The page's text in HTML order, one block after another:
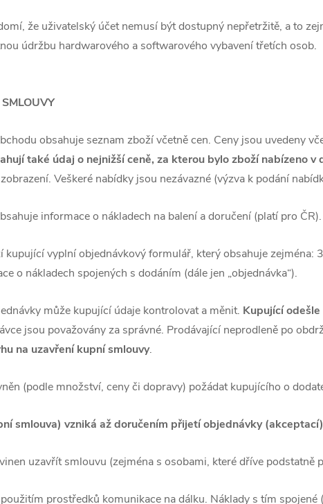
že uživatelský účet nemusí být dostupný nepřetržitě, a to
údržbu hardwarového a softwarového vybavení třetích osob.
obsahuje seznam zboží včetně cen. Ceny jsou uvedeny
také údaj o nejnižší ceně, za kterou bylo zboží nabízeno
Veškeré nabídky jsou nezávazné (výzva k podání
informace o nákladech na balení a doručení (platí pro ČR).
kupující vyplní objednávkový formulář, který obsahuje
o nákladech spojených s dodáním (dále jen „objednávka“).
může kupující údaje kontrolovat a měnit. Kupující
jsou považovány za správné. Prodávající neprodleně po
na uzavření kupní smlouvy.
(podle množství, ceny či dopravy) požádat kupujícího o
smlouva) vzniká až doručením přijetí objednávky (akceptací)
uzavřít smlouvu (zejména s osobami, které dříve podstatně
prostředků komunikace na dálku. Náklady s tím